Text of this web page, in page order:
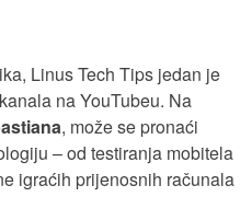
Linus Tech Tips jedan je
na YouTubeu. Na
, može se pronaći
– od testiranja mobitela
igraćih prijenosnih računala